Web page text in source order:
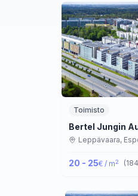
Toimisto
Bertel Jungin
Leppävaara,
20 - 25€ / m2 (